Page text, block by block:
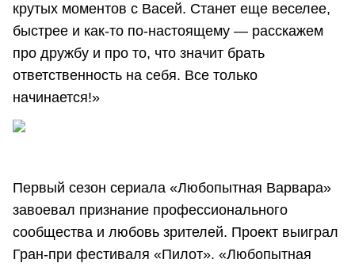
крутых моментов с Васей. Станет еще веселее,
быстрее и как-то по-настоящему — расскажем
про дружбу и про то, что значит брать
ответственность на себя. Все только
начинается!»
Первый сезон сериала «Любопытная Варвара»
завоевал признание профессионального
сообщества и любовь зрителей. Проект выиграл
Гран-при фестиваля «Пилот». «Любопытная